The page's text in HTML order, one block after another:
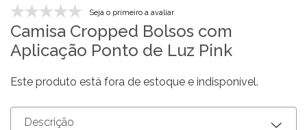
Seja o primeiro a avaliar
Camisa Cropped Bolsos com
Aplicação Ponto de Luz Pink
Este produto está fora de estoque e indisponível.
Descrição